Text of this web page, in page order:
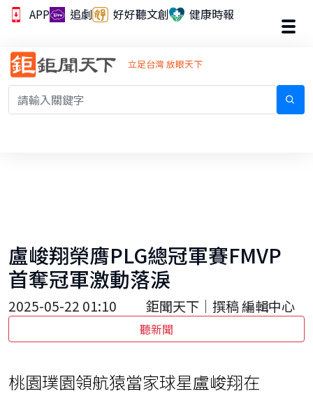
APP 追劇 好好聽文創 健康時報
立足台灣 放眼天下
盧峻翔榮膺PLG總冠軍賽FMVP
首奪冠軍激動落淚
2025-05-22 01:10 鉅聞天下｜撰稿 編輯中心
聽新聞
桃園璞園領航猿當家球星盧峻翔在